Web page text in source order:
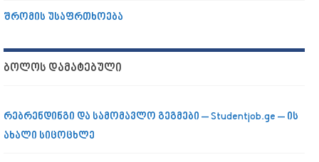
შრომის უსაფრთხოება
ᲑᲝᲚᲝᲡ ᲓᲐᲛᲐᲢᲔᲑᲣᲚᲘ
რებრენდინგი და სამომავლო გეგმები – Studentjob.ge – ის
ახალი სიცოცხლე